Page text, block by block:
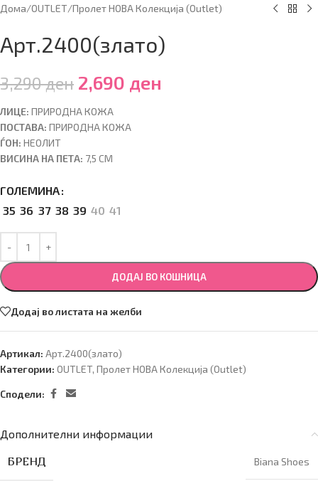
Дома/OUTLET/Пролет НОВА Колекција (Outlet)
Арт.2400(злато)
3,290ден 2,690 ден
ЛИЦЕ: ПРИРОДНА КОЖА
ПОСТАВА: ПРИРОДНА КОЖА
ЃОН: НЕОЛИТ
ВИСИНА НА ПЕТА: 7,5 CM
ГОЛЕМИНА
35 36 37 38 39 40 41
ДОДАЈ ВО КОШНИЦА
Додај во листата на желби
Артикал: Арт.2400(злато)
Категории: OUTLET, Пролет НОВА Колекција (Outlet)
Сподели:
Дополнителни информации
БРЕНД Biana Shoes